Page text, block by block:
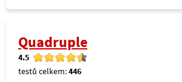
Quadruple
4.5
testů celkem:446